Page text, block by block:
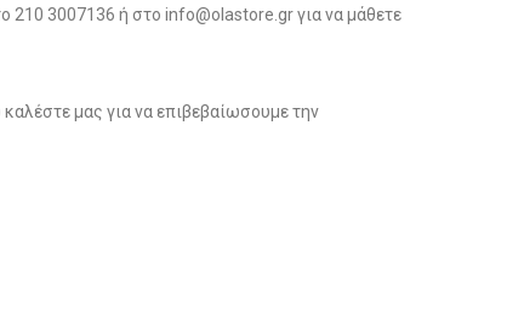
210 3007136 ή στο info@olastore.gr για να μάθετε
μας για να επιβεβαίωσουμε την